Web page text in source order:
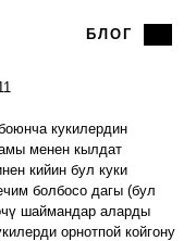
БЛОГ
кукилердин
менен кылдат
кийин бул куки
болбосо дагы (бул
шаймандар аларды
орнотпой койгону